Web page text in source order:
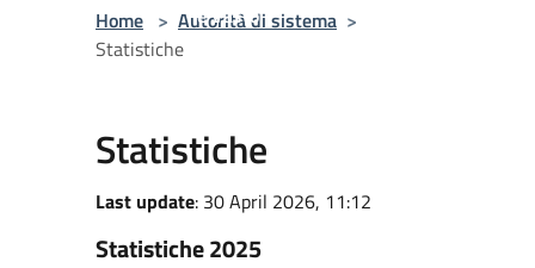
e Vasto
Home > Autorità di sistema >
Statistiche
Statistiche
Last update: 30 April 2026, 11:12
Statistiche 2025